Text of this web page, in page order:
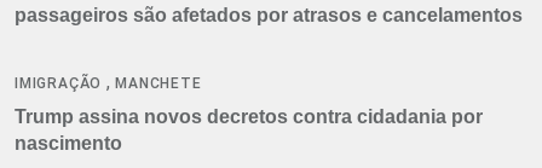
passageiros são afetados por atrasos e cancelamentos
IMIGRAÇÃO ,MANCHETE
Trump assina novos decretos contra cidadania por
nascimento